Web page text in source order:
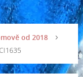
od 2018